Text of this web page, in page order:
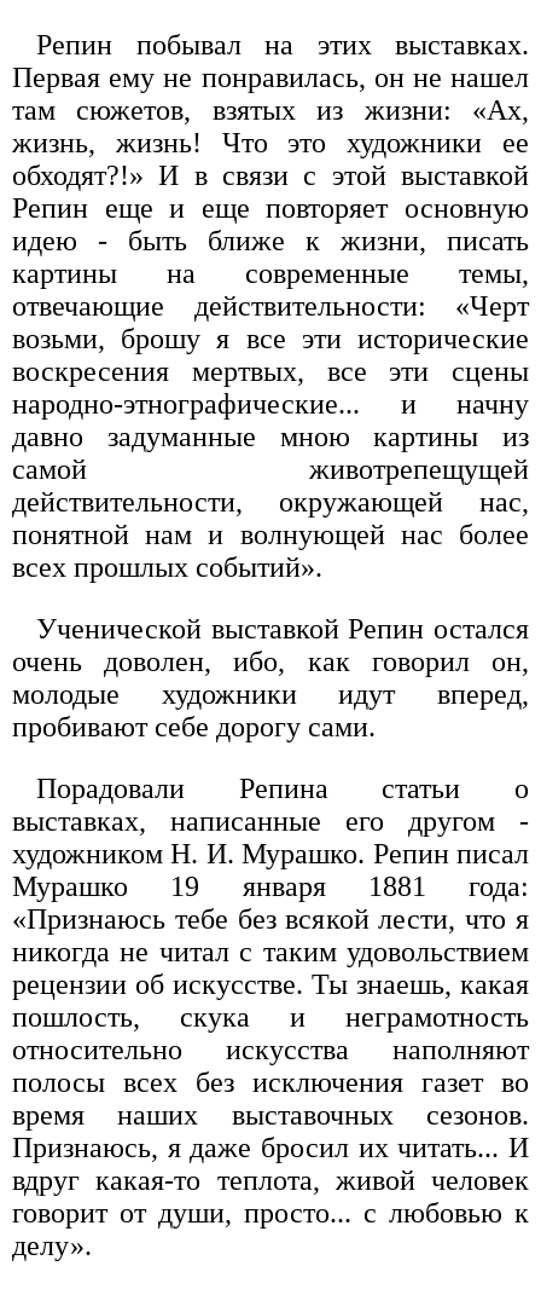
Репин побывал на этих выставках.
Первая ему не понравилась, он не нашел
там сюжетов, взятых из жизни: «Ах,
жизнь, жизнь! Что это художники ее
обходят?!» И в связи с этой выставкой
Репин еще и еще повторяет основную
идею - быть ближе к жизни, писать
картины на современные темы,
отвечающие действительности: «Черт
возьми, брошу я все эти исторические
воскресения мертвых, все эти сцены
народно-этнографические... и начну
давно задуманные мною картины из
самой животрепещущей
действительности, окружающей нас,
понятной нам и волнующей нас более
всех прошлых событий».
Ученической выставкой Репин остался
очень доволен, ибо, как говорил он,
молодые художники идут вперед,
пробивают себе дорогу сами.
Порадовали Репина статьи о
выставках, написанные его другом -
художником Н. И. Мурашко. Репин писал
Мурашко 19 января 1881 года:
«Признаюсь тебе без всякой лести, что я
никогда не читал с таким удовольствием
рецензии об искусстве. Ты знаешь, какая
пошлость, скука и неграмотность
относительно искусства наполняют
полосы всех без исключения газет во
время наших выставочных сезонов.
Признаюсь, я даже бросил их читать... И
вдруг какая-то теплота, живой человек
говорит от души, просто... с любовью к
делу».